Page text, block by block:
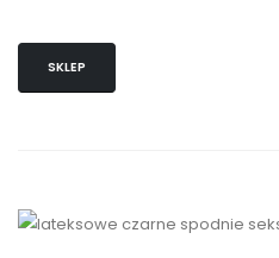
SKLEP